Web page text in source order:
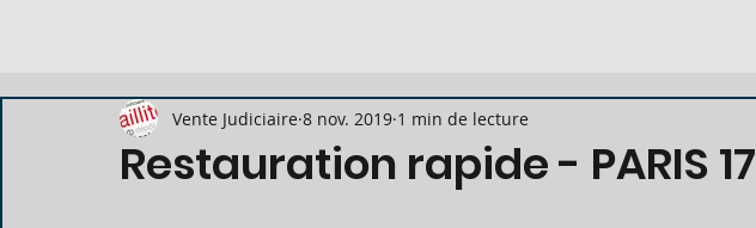
Restauration rapide - PARIS 17
Vente Judiciaire 8 nov. 2019 1 min de lecture